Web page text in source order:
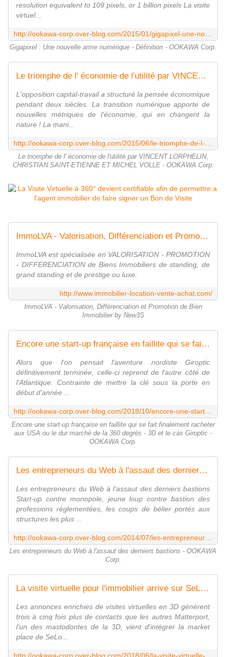
resolution equivalent to 109 pixels, or 1 billion pixels La visite
virtuel...
Gigapixel : Une nouvelle arme numérique - Définition - OOKAWA Corp.
Le triomphe de l' économie de l'utilité par VINCENT LORPHELIN, CHRISTIAN SAINT-ETIENNE ET MICHEL VOLLE - OOKAWA Corp.
L'opposition capital-travail a structuré la pensée économique
pendant deux siècles. La transition numérique apporte de
nouvelles métriques de l'économie, qui en changent la
nature ! La mani...
Le triomphe de l' économie de l'utilité par VINCENT LORPHELIN,
CHRISTIAN SAINT-ETIENNE ET MICHEL VOLLE - OOKAWA Corp.
ImmoLVA - Valorisation, Différenciation et Promotion de Bien Immobilier by New3S
ImmoLVA est spécialisée en VALORISATION - PROMOTION
- DIFFERENCIATION de Biens Immobiliers de standing, de
grand standing et de prestige ou luxe.
http://www.immobilier-location-vente-achat.com/
ImmoLVA - Valorisation, Différenciation et Promotion de Bien
Immobilier by New3S
Encore une start-up française en faillite qui se fait finalement racheter aux USA ou le dur marché de la 360 degrés - 3D et le cas Giroptic - OOKAWA Corp.
Alors que l'on pensait l'aventure nordiste Giroptic
définitivement terminée, celle-ci reprend de l'autre côté de
l'Atlantique. Contrainte de mettre la clé sous la porte en
début d'année ...
Encore une start-up française en faillite qui se fait finalement racheter
aux USA ou le dur marché de la 360 degrés - 3D et le cas Giroptic -
OOKAWA Corp.
Les entrepreneurs du Web à l'assaut des derniers bastions - OOKAWA Corp.
Les entrepreneurs du Web à l'assaut des derniers bastions
Start-up contre monopole, jeune loup contre bastion des
professions réglementées, les coups de bélier portés aux
structures les plus ...
Les entrepreneurs du Web à l'assaut des derniers bastions - OOKAWA
Corp.
La visite virtuelle pour l'immobilier arrive sur SeLoger avec Matterport - OOKAWA Corp.
Les annonces enrichies de visites virtuelles en 3D génèrent
trois à cinq fois plus de contacts que les autres Matterport,
l'un des mastodontes de la 3D, vient d'intégrer la market
place de SeLo...